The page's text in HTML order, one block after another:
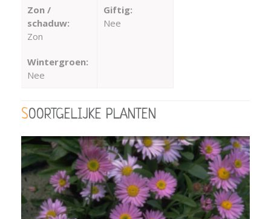
Zon /
schaduw:
Zon
Wintergroen:
Nee
Giftig:
Nee
SOORTGELIJKE PLANTEN